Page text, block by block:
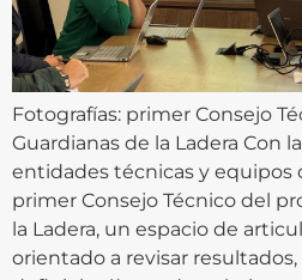
Fotografías: primer Consejo
Guardianas de la Ladera Con
entidades técnicas y equipos
primer Consejo Técnico del
la Ladera, un espacio de
orientado a revisar